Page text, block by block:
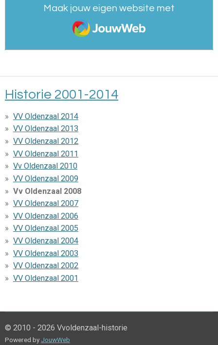
Maak jouw eigen website met
JouwWeb
Historie 2001-2014
VV Oldenzaal 2014
VV Oldenzaal 2013
VV Oldenzaal 2012
VV Oldenzaal 2011
Vv Oldenzaal 2010
VV Oldenzaal 2009
Vv Oldenzaal 2008
VV Oldenzaal 2007
VV Oldenzaal 2006
VV Oldenzaal 2005
VV Oldenzaal 2004
VV Oldenzaal 2003
VV Oldenzaal 2002
VV Oldenzaal 2001
© 2010 - 2026 Vvoldenzaal-historie
Powered by JouwWeb